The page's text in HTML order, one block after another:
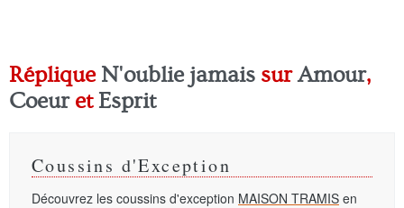
Réplique N'oublie jamais surAmour,
Coeuret Esprit
Coussins d'Exception
Découvrez les coussins d'exception MAISON TRAMIS en